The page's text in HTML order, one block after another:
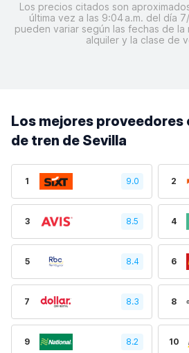
Los precios citados son
última vez a las 9:04 a.m. del día
pueden variar según las fechas de
alquiler y la clase de
Los mejores proveedores
de tren de Sevilla
1 9.0 2
3 8.5 4
5 8.4 6
7 8.3 8
9 8.2 10